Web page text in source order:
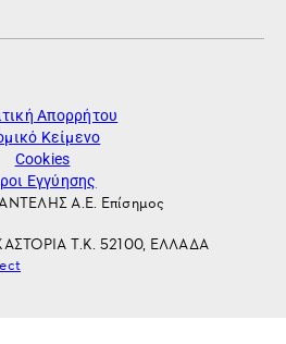
Απορρήτου
Κείμενο
Cookies
Εγγύησης
Α.Ε. Επίσημος
Τ.Κ. 52100, ΕΛΛΑΔΑ